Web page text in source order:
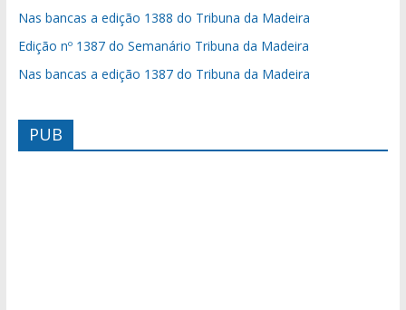
Nas bancas a edição 1388 do Tribuna da Madeira
Edição nº 1387 do Semanário Tribuna da Madeira
Nas bancas a edição 1387 do Tribuna da Madeira
PUB